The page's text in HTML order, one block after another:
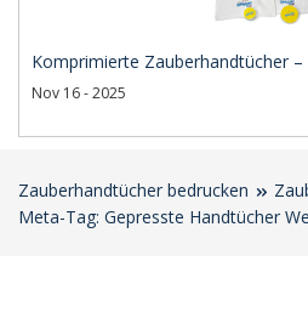
Komprimierte Zauberhandtücher –
Nov 16 - 2025
Zauberhandtücher bedrucken
Meta-Tag: Gepresste Handtücher